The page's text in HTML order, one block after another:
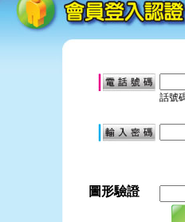
話號
圖形驗證